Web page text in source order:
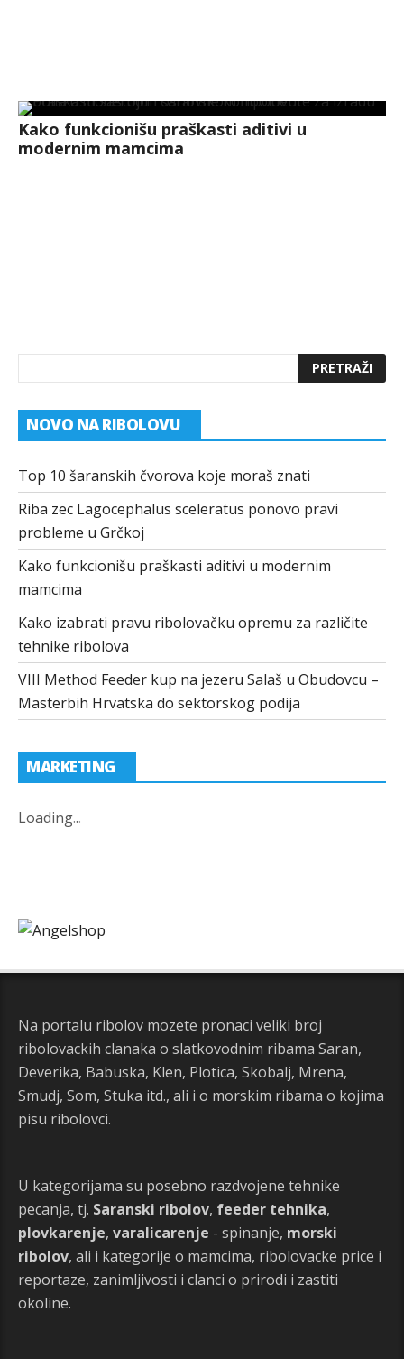
Kako funkcionišu praškasti aditivi u
modernim mamcima
NOVO NA RIBOLOVU
Top 10 šaranskih čvorova koje moraš znati
Riba zec Lagocephalus sceleratus ponovo pravi
probleme u Grčkoj
Kako funkcionišu praškasti aditivi u modernim
mamcima
Kako izabrati pravu ribolovačku opremu za različite
tehnike ribolova
VIII Method Feeder kup na jezeru Salaš u Obudovcu –
Masterbih Hrvatska do sektorskog podija
MARKETING
Loading...
Na portalu ribolov mozete pronaci veliki broj
ribolovackih clanaka o slatkovodnim ribama Saran,
Deverika, Babuska, Klen, Plotica, Skobalj, Mrena,
Smudj, Som, Stuka itd., ali i o morskim ribama o kojima
pisu ribolovci.
U kategorijama su posebno razdvojene tehnike
pecanja, tj. Saranski ribolov, feeder tehnika,
plovkarenje, varalicarenje - spinanje, morski
ribolov, ali i kategorije o mamcima, ribolovacke price i
reportaze, zanimljivosti i clanci o prirodi i zastiti
okoline.